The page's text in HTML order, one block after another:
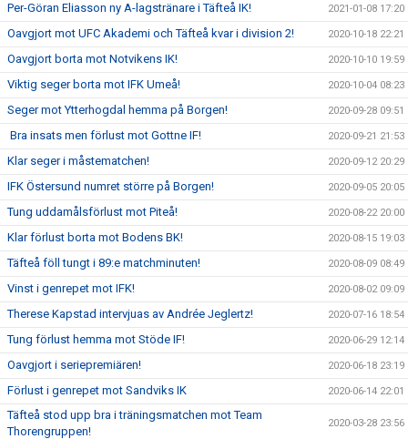
Per-Göran Eliasson ny A-lagstränare i Täfteå IK! 2021-01-08 17:20
Oavgjort mot UFC Akademi och Täfteå kvar i division 2! 2020-10-18 22:21
Oavgjort borta mot Notvikens IK! 2020-10-10 19:59
Viktig seger borta mot IFK Umeå! 2020-10-04 08:23
Seger mot Ytterhogdal hemma på Borgen! 2020-09-28 09:51
Bra insats men förlust mot Gottne IF! 2020-09-21 21:53
Klar seger i måstematchen! 2020-09-12 20:29
IFK Östersund numret större på Borgen! 2020-09-05 20:05
Tung uddamålsförlust mot Piteå! 2020-08-22 20:00
Klar förlust borta mot Bodens BK! 2020-08-15 19:03
Täfteå föll tungt i 89:e matchminuten! 2020-08-09 08:49
Vinst i genrepet mot IFK! 2020-08-02 09:09
Therese Kapstad intervjuas av Andrée Jeglertz! 2020-07-16 18:54
Tung förlust hemma mot Stöde IF! 2020-06-29 12:14
Oavgjort i seriepremiären! 2020-06-18 23:19
Förlust i genrepet mot Sandviks IK 2020-06-14 22:01
Täfteå stod upp bra i träningsmatchen mot Team
Thorengruppen!
2020-03-28 23:56